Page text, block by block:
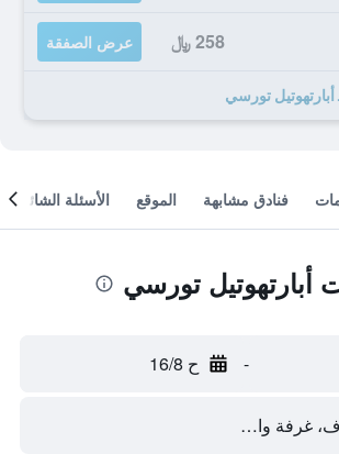
258 ﷼ عرض الصفقة
فنادق مشابهة الموقع الأسئلة الشائعة
تورسي
- ح 16/8